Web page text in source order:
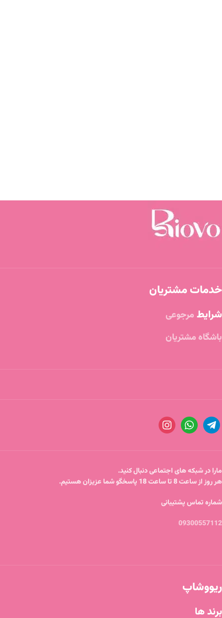
خدمات مشتریان
شرایط مرجوعی
باشگاه مشتریان
مارا در شبکه های اجتماعی دنبال کنید.
هر روز از ساعت 8 تا ساعت 18 پاسخگو شما عزیزان هستیم.
شماره تماس پشتیبانی
09300557112
ریووشاپ
برند ها